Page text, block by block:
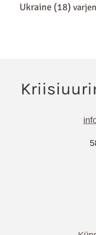
Ukraine (18)